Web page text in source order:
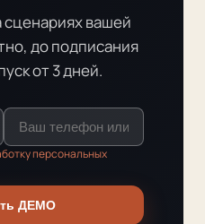
вашей
до подписания
от 3 дней.
персональных
ДЕМО